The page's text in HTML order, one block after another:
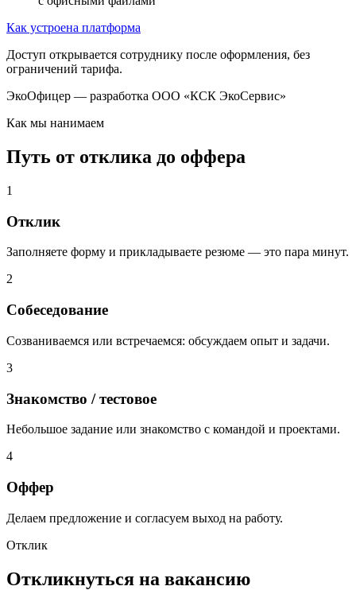
Как устроена платформа
Доступ открывается сотруднику после оформления, без
ограничений тарифа.
ЭкоОфицер — разработка ООО «КСК ЭкоСервис»
Как мы нанимаем
Путь от отклика до оффера
1
Отклик
Заполняете форму и прикладываете резюме — это пара минут.
2
Собеседование
Созваниваемся или встречаемся: обсуждаем опыт и задачи.
3
Знакомство / тестовое
Небольшое задание или знакомство с командой и проектами.
4
Оффер
Делаем предложение и согласуем выход на работу.
Отклик
Откликнуться на вакансию